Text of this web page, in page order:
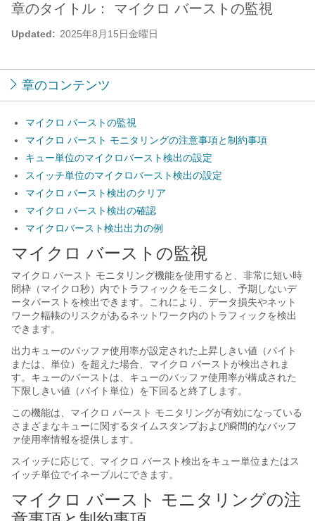
Updated: 2025年8月15日金曜日
章のタイトル： マイクロ バーストの監視
章のコンテンツ
マイクロ バーストの監視
マイクロ バースト モニタリングの注意事項と制約事項
キュー単位のマイクロバースト検出の設定
スイッチ単位のマイクロバースト検出の設定
マイクロ バースト検出のクリア
マイクロ バースト検出の確認
マイクロバースト検出出力の例
マイクロ バーストの監視
マイクロ バースト モニタリング機能を使用すると、非常に短い時
間枠（マイクロ秒）内でトラフィックをモニタし、予期しないデ
ータバーストを検出できます。これにより、データ損失やネット
ワーク輻輳のリスクがあるネットワーク内のトラフィックを検出
できます。
出力キューのバッファ使用率が設定された上昇しきい値（バイト
または、単位）を超えた場合、マイクロ バーストが検出されま
す。キューのバーストは、キューのバッファ使用率が構成された
下限しきい値（バイト単位）を下回ると終了します。
この機能は、マイクロ バースト モニタリングが有効になっている
さまざまなキューに関するタイムスタンプおよび瞬間的なバッフ
ァ使用率情報を提供します。
スイッチに応じて、マイクロ バースト検出をキュー単位またはス
イッチ単位でイネーブルにできます。
マイクロ バースト モニタリングの注